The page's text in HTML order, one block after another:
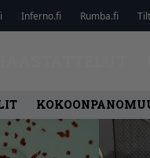
Inferno.fi Rumba.fi